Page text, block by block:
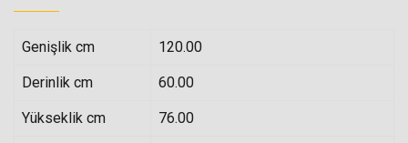
Genişlik cm 120.00
Derinlik cm 60.00
Yükseklik cm 76.00